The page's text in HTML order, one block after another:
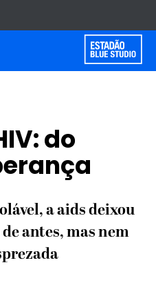
do
a aids deixou
antes, mas nem